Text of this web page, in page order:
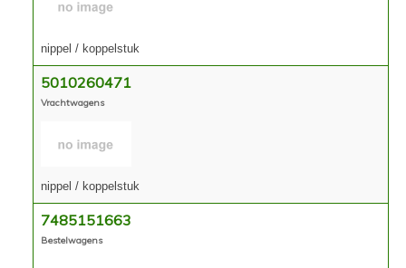
nippel / koppelstuk
5010260471
Vrachtwagens
nippel / koppelstuk
7485151663
Bestelwagens